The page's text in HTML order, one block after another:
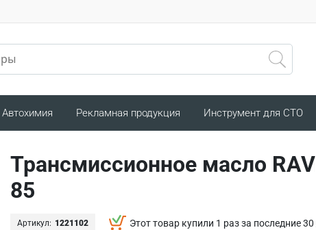
Автохимия Рекламная продукция Инструмент для СТО
Трансмиссионное масло
85
Артикул: 1221102 Этот товар купили 1 раз за последние 30